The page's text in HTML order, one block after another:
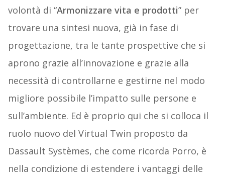
volontà di “Armonizzare vita e prodotti” per
trovare una sintesi nuova, già in fase di
progettazione, tra le tante prospettive che si
aprono grazie all’innovazione e grazie alla
necessità di controllarne e gestirne nel modo
migliore possibile l’impatto sulle persone e
sull’ambiente. Ed è proprio qui che si colloca il
ruolo nuovo del Virtual Twin proposto da
Dassault Systèmes, che come ricorda Porro, è
nella condizione di estendere i vantaggi delle